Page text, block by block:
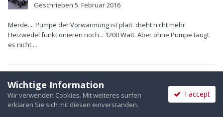
Geschrieben 5. Februar 2016
Merde.... Pumpe der Vorwärmung ist platt. dreht nicht mehr.
Heizwedel funktionieren noch... 1200 Watt. Aber ohne Pumpe taugt
es nicht....
5 Monate später...
Wichtige Information
Wir verwenden Cookies. Mit weiteres surfen
erklären Sie sich mit diesen einverstanden.
I accept